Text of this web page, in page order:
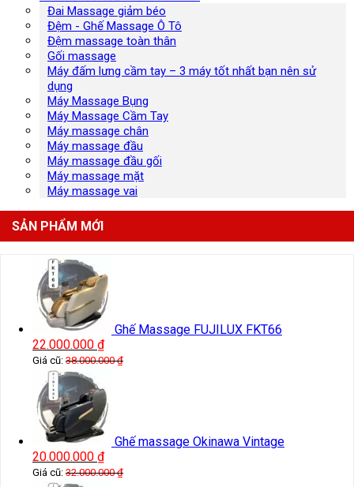
Đai Massage giảm béo
Đệm - Ghế Massage Ô Tô
Đệm massage toàn thân
Gối massage
Máy đấm lưng cầm tay – 3 máy tốt nhất bạn nên sử
dụng
Máy Massage Bụng
Máy Massage Cầm Tay
Máy massage chân
Máy massage đầu
Máy massage đầu gối
Máy massage mặt
Máy massage vai
SẢN PHẨM MỚI
Ghế Massage FUJILUX FKT66
22.000.000 ₫
Giá cũ: 38.000.000₫
Ghế massage Okinawa Vintage
20.000.000 ₫
Giá cũ: 32.000.000₫